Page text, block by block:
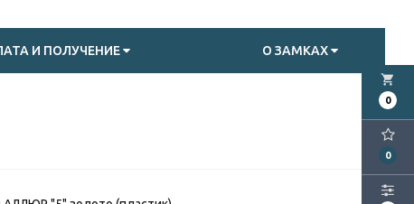
И ПОЛУЧЕНИЕ О ЗАМКАХ
local_grocery_store
0
0